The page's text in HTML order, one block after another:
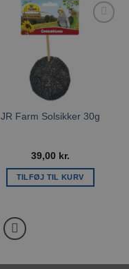
JR Farm Solsikker 30g
39,00 kr.
TILFØJ TIL KURV